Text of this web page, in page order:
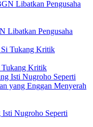
Libatkan Pengusaha
Tukang Kritik
Nugroho Seperti